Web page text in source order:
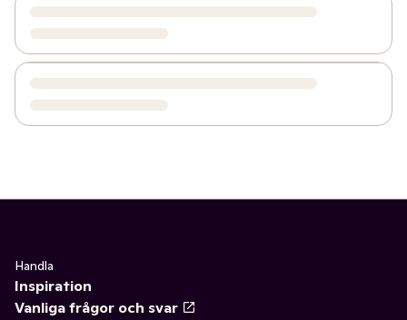
Handla
Inspiration
Vanliga frågor och svar